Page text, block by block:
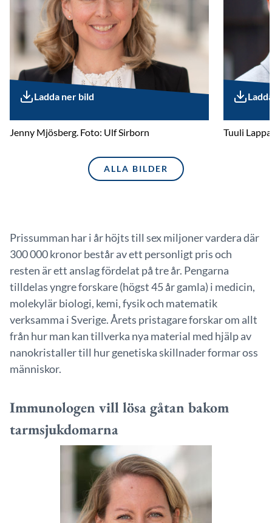
Ladda ner bild
Jenny Mjösberg. Foto: Ulf Sirborn Tuuli
ALLA BILDER
Prissumman har i år höjts till sex miljoner vardera där
300 000 kronor består av ett personligt pris och
resten är ett anslag fördelat på tre år. Pengarna
tilldelas yngre forskare (högst 45 år gamla) i medicin,
molekylär biologi, kemi, fysik och matematik
verksamma i Sverige. Årets pristagare forskar om allt
från hur man kan tillverka nya material med hjälp av
nanokristaller till hur genetiska skillnader formar oss
människor.
Immunologen vill lösa gåtan bakom
tarmsjukdomarna